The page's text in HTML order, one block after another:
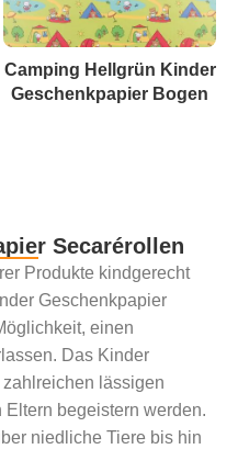
Camping Hellgrün Kinder
Geschenkpapier Bogen
Secarérollen
Produkte kindgerecht
Geschenkpapier
einen
Das Kinder
lässigen
begeistern werden.
niedliche Tiere bis hin